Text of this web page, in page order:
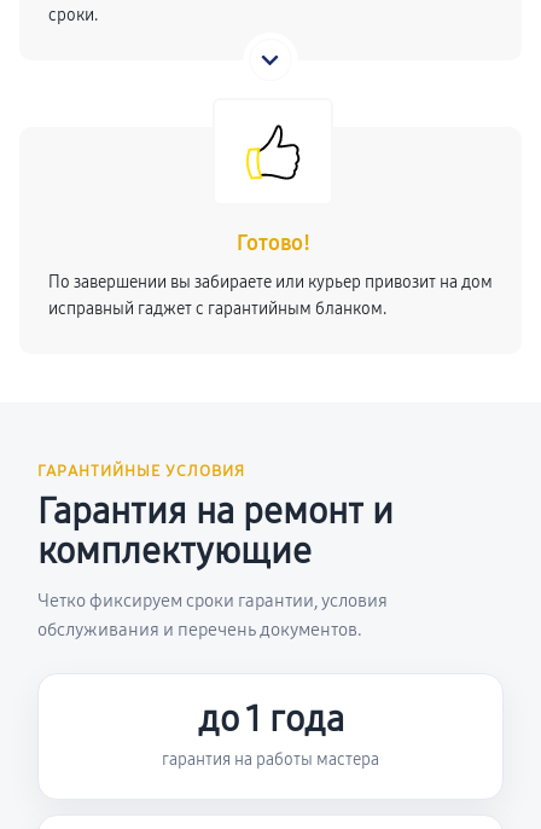
сроки.
Готово!
По завершении вы забираете или курьер привозит на дом
исправный гаджет с гарантийным бланком.
ГАРАНТИЙНЫЕ УСЛОВИЯ
Гарантия на ремонт и
комплектующие
Четко фиксируем сроки гарантии, условия
обслуживания и перечень документов.
до 1 года
гарантия на работы мастера